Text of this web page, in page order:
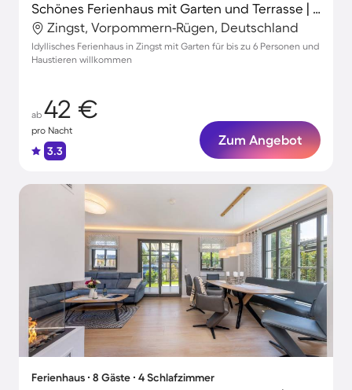
Schönes Ferienhaus mit Garten und Terrasse | Nah am Strand | Hunde erlaubt
Zingst, Vorpommern-Rügen, Deutschland
Idyllisches Ferienhaus in Zingst mit Garten für bis zu 6 Personen und
Haustieren willkommen
ab 42 €
pro Nacht
3.3
Zum Angebot
Ferienhaus ∙ 8 Gäste ∙ 4 Schlafzimmer